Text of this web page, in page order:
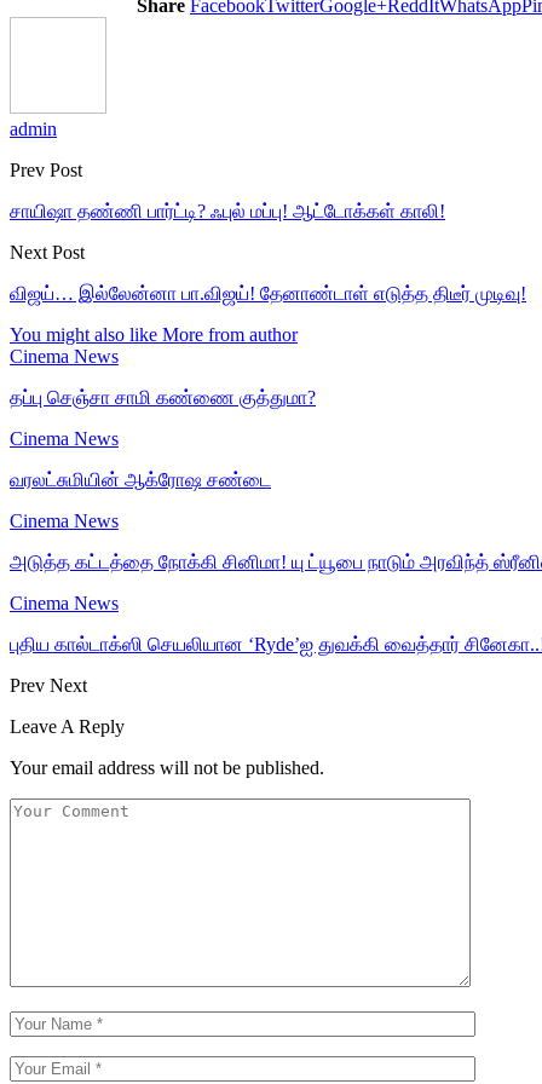
Share FacebookTwitterGoogle+ReddItWhatsApp
admin
Prev Post
சாயிஷா தண்ணி பார்ட்டி? ஃபுல் மப்பு! ஆட்டோக்கள் காலி!
Next Post
விஜய்… இல்லேன்னா பா.விஜய்! தேனாண்டாள் எடுத்த திடீர் முடிவு!
You might also like More from author
Cinema News
தப்பு செஞ்சா சாமி கண்ணை குத்துமா?
Cinema News
வரலட்சுமியின் ஆக்ரோஷ சண்டை
Cinema News
அடுத்த கட்டத்தை நோக்கி சினிமா! யு ட்யூபை நாடும் அரவிந்த்
Cinema News
புதிய கால்டாக்ஸி செயலியான ‘Ryde’ஐ துவக்கி வைத்தார்
Prev Next
Leave A Reply
Your email address will not be published.